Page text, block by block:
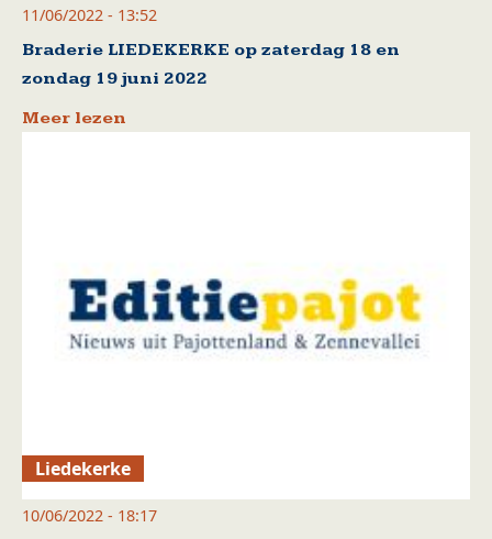
11/06/2022 - 13:52
Braderie LIEDEKERKE op zaterdag 18 en
zondag 19 juni 2022
Meer lezen
Liedekerke
10/06/2022 - 18:17